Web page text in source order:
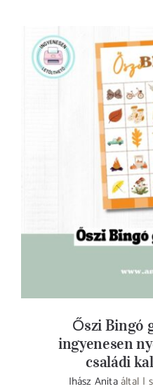
Őszi Bingó
nyomtatható játék
Őszi Bingó
ingyenesen
családi
Ihász Anitaáltal |